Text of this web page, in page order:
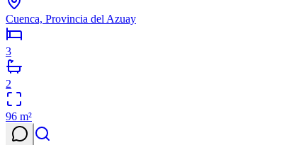
Cuenca, Provincia del Azuay
3
2
96 m²